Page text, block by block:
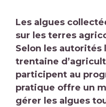
Les algues
sur les terres
Selon les autorités
trentaine
participent au
pratique offre un
gérer les algues